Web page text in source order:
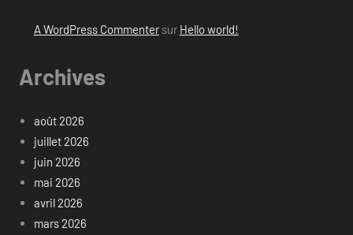
A WordPress Commentersur Hello world!
Archives
août 2026
juillet 2026
juin 2026
mai 2026
avril 2026
mars 2026